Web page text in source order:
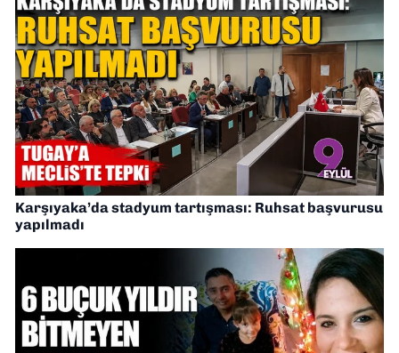
Karşıyaka’da stadyum tartışması: Ruhsat başvurusu
yapılmadı